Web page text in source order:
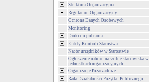
Struktura Organizacyjna
Regulamin Organizacyjny
Ochrona Danych Osobowych
Monitoring
Druki do pobrania
Efekty Kontroli Starostwa
Nabór urzędników w Starostwie
Ogłoszenie naboru na wolne stanowiska w
jednostkach organizacyjnych
Organizacje Pozarządowe
Rada Działalności Pożytku Publicznego